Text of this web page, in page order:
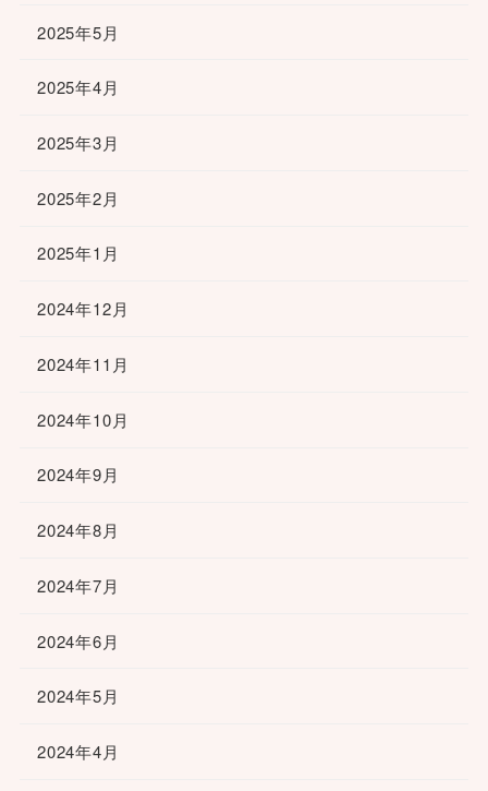
2025年5月
2025年4月
2025年3月
2025年2月
2025年1月
2024年12月
2024年11月
2024年10月
2024年9月
2024年8月
2024年7月
2024年6月
2024年5月
2024年4月